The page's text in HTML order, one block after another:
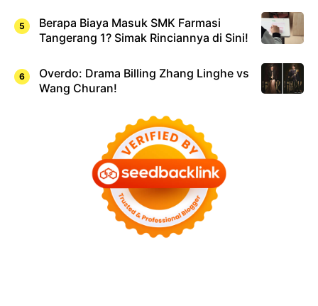
Berapa Biaya Masuk SMK Farmasi
Tangerang 1? Simak Rinciannya di Sini!
Overdo: Drama Billing Zhang Linghe vs
Wang Churan!